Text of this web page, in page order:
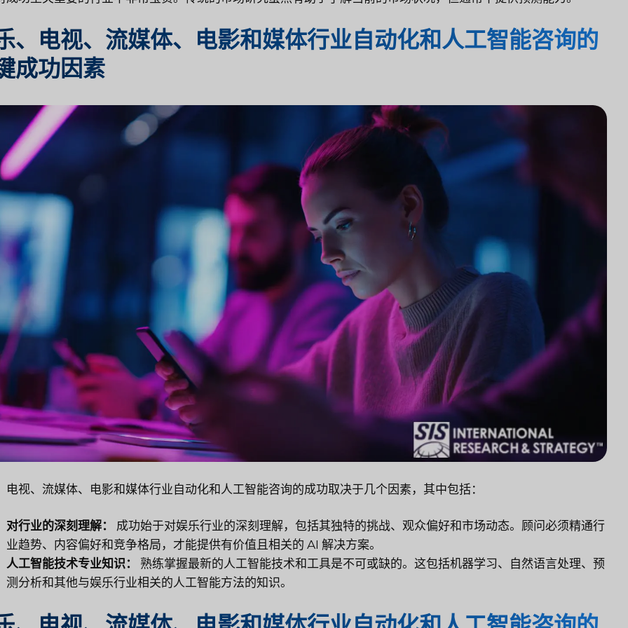
、电视、流媒体、电影和媒体行业自动化和人工智能咨询的
成功因素
电视、流媒体、电影和媒体行业自动化和人工智能咨询的成功取决于几个因素，其中包括：
对行业的深刻理解：
成功始于对娱乐行业的深刻理解，包括其独特的挑战、观众偏好和市场动态。顾问必须精通行
业趋势、内容偏好和竞争格局，才能提供有价值且相关的 AI 解决方案。
人工智能技术专业知识：
熟练掌握最新的人工智能技术和工具是不可或缺的。这包括机器学习、自然语言处理、预
测分析和其他与娱乐行业相关的人工智能方法的知识。